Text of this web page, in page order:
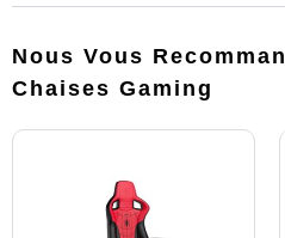
Nous Vous
Chaises Gaming